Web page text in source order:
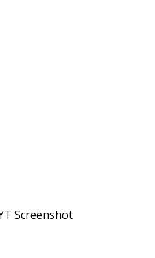
Screenshot